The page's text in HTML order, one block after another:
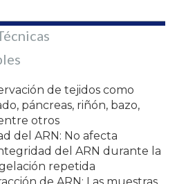
de tejidos como
páncreas, riñón, bazo,
otros
del ARN: No afecta
del ARN durante la
repetida